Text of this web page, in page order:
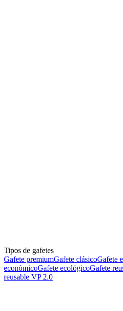
CotizarGafetes
Tipos de gafetes
Gafete premiumGafete clásicoGafete
económicoGafete ecológicoGafete
reusable VP 2.0